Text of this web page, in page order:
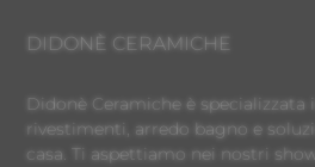
DIDONÈ CERAMICHE
Didonè Ceramiche è specializzata
rivestimenti, arredo bagno e
casa. Ti aspettiamo nei nostri